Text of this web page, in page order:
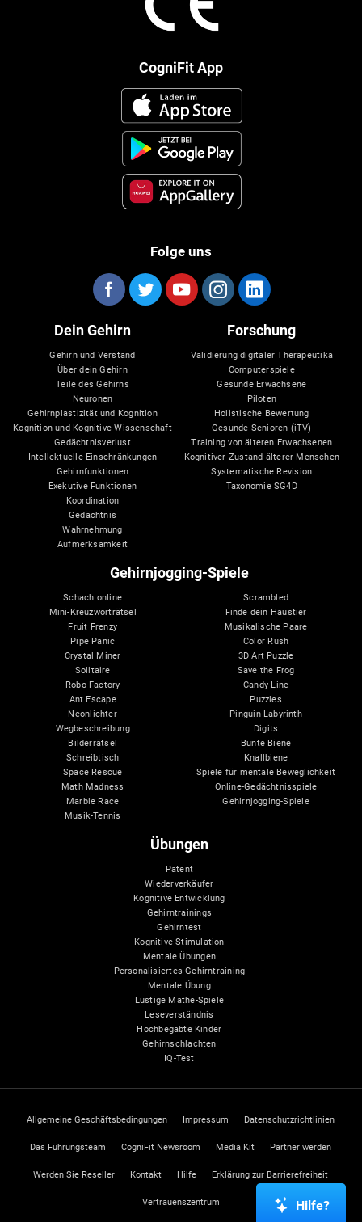
CogniFit App
Folge uns
Dein Gehirn
Gehirn und Verstand
Über dein Gehirn
Teile des Gehirns
Neuronen
Gehirnplastizität und Kognition
Kognition und Kognitive Wissenschaft
Gedächtnisverlust
Intellektuelle Einschränkungen
Gehirnfunktionen
Exekutive Funktionen
Koordination
Gedächtnis
Wahrnehmung
Aufmerksamkeit
Forschung
Validierung digitaler Therapeutika
Computerspiele
Gesunde Erwachsene
Piloten
Holistische Bewertung
Gesunde Senioren (iTV)
Training von älteren Erwachsenen
Kognitiver Zustand älterer Menschen
Systematische Revision
Taxonomie SG4D
Gehirnjogging-Spiele
Schach online
Mini-Kreuzworträtsel
Fruit Frenzy
Pipe Panic
Crystal Miner
Solitaire
Robo Factory
Ant Escape
Neonlichter
Wegbeschreibung
Bilderrätsel
Schreibtisch
Space Rescue
Math Madness
Marble Race
Musik-Tennis
Scrambled
Finde dein Haustier
Musikalische Paare
Color Rush
3D Art Puzzle
Save the Frog
Candy Line
Puzzles
Pinguin-Labyrinth
Digits
Bunte Biene
Knallbiene
Spiele für mentale Beweglichkeit
Online-Gedächtnisspiele
Gehirnjogging-Spiele
Übungen
Patent
Wiederverkäufer
Kognitive Entwicklung
Gehirntrainings
Gehirntest
Kognitive Stimulation
Mentale Übungen
Personalisiertes Gehirntraining
Mentale Übung
Lustige Mathe-Spiele
Leseverständnis
Hochbegabte Kinder
Gehirnschlachten
IQ-Test
Allgemeine Geschäftsbedingungen Impressum Datenschutzrichtlinien
Das Führungsteam CogniFit Newsroom Media Kit Partner werden
Werden Sie Reseller Kontakt Hilfe Erklärung zur Barrierefreiheit
Vertrauenszentrum Hilfe?